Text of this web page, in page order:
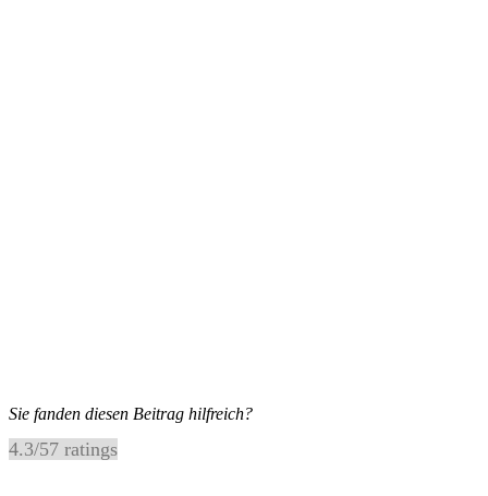
Sie fanden diesen Beitrag hilfreich?
4.3/57 ratings